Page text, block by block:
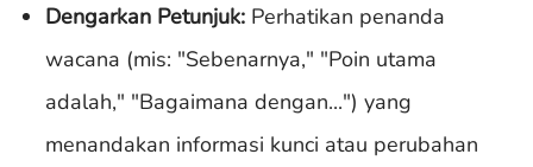
Dengarkan Petunjuk: Perhatikan penanda
wacana (mis: "Sebenarnya," "Poin utama
adalah," "Bagaimana dengan...") yang
menandakan informasi kunci atau perubahan